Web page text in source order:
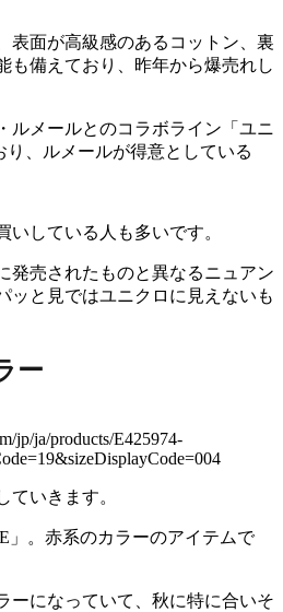
表面が高級感のあるコットン、裏
も備えており、昨年から爆売れし
ルメールとのコラボライン「ユニ
、ルメールが得意としている
いしている人も多いです。
発売されたものと異なるニュアン
ッと見ではユニクロに見えないも
ー
jp/ja/products/E425974-
ていきます。
」。赤系のカラーのアイテムで
ーになっていて、秋に特に合いそ